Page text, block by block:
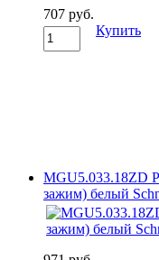
707 руб.
Купить
MGU5.033.18ZD
зажим) белый